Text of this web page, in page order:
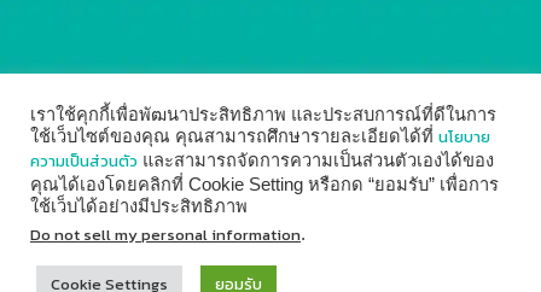
↑
เราใช้คุกกี้เพื่อพัฒนาประสิทธิภาพ และประสบการณ์ที่ดีในการ
ใช้เว็บไซต์ของคุณ คุณสามารถศึกษารายละเอียดได้ที่ นโยบาย
ความเป็นส่วนตัว และสามารถจัดการความเป็นส่วนตัวเองได้ของ
คุณได้เองโดยคลิกที่ Cookie Setting หรือกด “ยอมรับ” เพื่อการ
ใช้เว็บได้อย่างมีประสิทธิภาพ
Do not sell my personal information.
Cookie Settings ยอมรับ